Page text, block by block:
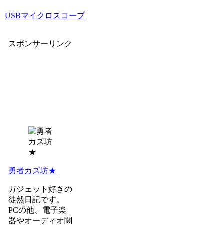
USBマイクロスコープ
スポンサーリンク
勇者カズ坊★
ガジェット好きの
徒然日記です。
PCの他、電子楽
器やオーディオ関